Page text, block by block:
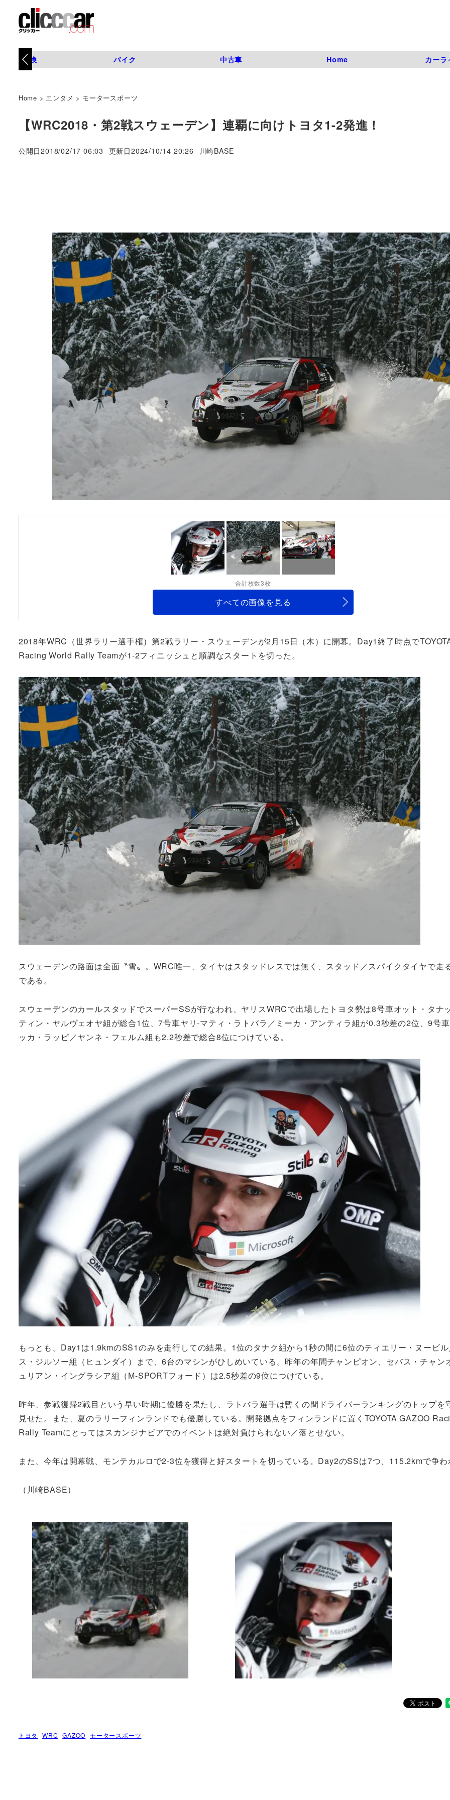
タイヤ交換 バイク 中古車 Home カーラ
Home > エンタメ > モータースポーツ
【WRC2018・第2戦スウェーデン】連覇に向けトヨタ1-2発進！
公開日2018/02/17 06:03 更新日2024/10/14 20:26
著
川崎BASE
合計枚数3枚
すべての画像を見る
2018年WRC（世界ラリー選手権）第2戦ラリー・スウェーデンが2月15日（木）に開幕。Day1終了時点で
Racing World Rally Teamが1-2フィニッシュと順調なスタートを切った。
スウェーデンの路面は全面〝雪〟。WRC唯一、タイヤはスタッドレスでは無く、スタッド／スパイクタイヤで走
である。
スウェーデンのカールスタッドでスーパーSSが行なわれ、ヤリスWRCで出場したトヨタ勢は8号車オット・タナ
ティン・ヤルヴェオヤ組が総合1位、7号車ヤリ-マティ・ラトバラ／ミーカ・アンティラ組が0.3秒差の2位、9号
ッカ・ラッピ／ヤンネ・フェルム組も2.2秒差で総合8位につけている。
もっとも、Day1は1.9kmのSS1のみを走行しての結果。1位のタナク組から1秒の間に6位のティエリー・ヌービ
ス・ジルソー組（ヒュンダイ）まで、6台のマシンがひしめいている。昨年の年間チャンピオン、セバス・チャン
ュリアン・イングラシア組（M-SPORTフォード）は2.5秒差の9位につけている。
昨年、参戦復帰2戦目という早い時期に優勝を果たし、ラトバラ選手は暫くの間ドライバーランキングのトップを
見せた。また、夏のラリーフィンランドでも優勝している。開発拠点をフィンランドに置くTOYOTA GAZOO
Rally Teamにとってはスカンジナビアでのイベントは絶対負けられない／落とせない。
また、今年は開幕戦、モンテカルロで2-3位を獲得と好スタートを切っている。Day2のSSは7つ、115.2kmで争わ
（川崎BASE）
トヨタ WRC GAZOO モータースポーツ